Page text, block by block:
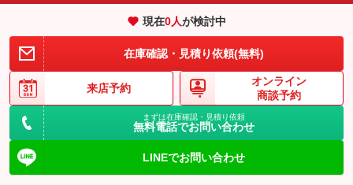
現在0人が検討中
在庫確認・見積り依頼(無料)
来店予約
オンライン
商談予約
まずは在庫確認・見積り依頼
無料電話でお問い合わせ
LINEでお問い合わせ